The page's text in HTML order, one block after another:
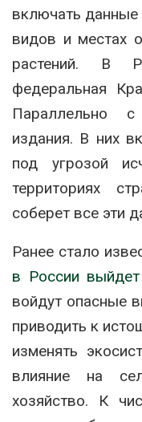
включать данные
видов и местах
растений. В
федеральная
Параллельно
издания. В них
под угрозой
территориях
соберет все эти
Ранее стало
в России выйдет
войдут опасные
приводить к
изменять
влияние на
хозяйство. К